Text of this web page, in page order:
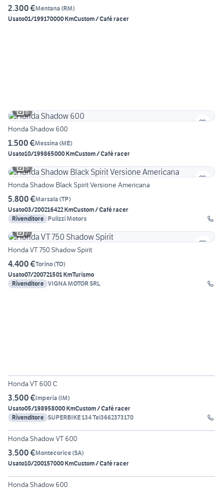
2.300 €Mentana (RM)
Usato01/199170000 KmCustom / Café racer
6
Honda Shadow 600
1.500 €Messina (ME)
Usato10/199865000 KmCustom / Café racer
5
Honda Shadow Black Spirit Versione Americana
5.800 €Marsala (TP)
Usato03/200216422 KmCustom / Café racer
Rivenditore Pulizzi Motors
7
Honda VT 750 Shadow Spirit
4.400 €Torino(TO)
Usato07/200721501 KmTurismo
Rivenditore VIGNA MOTOR SRL
Honda VT 600 C
3.500 €Imperia (IM)
Usato05/198958000 KmCustom / Café racer
Rivenditore SUPERBIKE 134 Tel3662373170
6
Honda Shadow VT 600
3.500 €Montecorice(SA)
Usato10/200157000 KmCustom / Café racer
5
Honda Shadow 600